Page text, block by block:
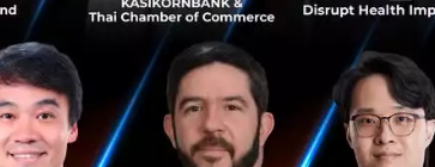
นี้ ได้สะท้อนให้เราเห็นถึงแนวทางในการนำ
มถึงความก้าวล้ำของระบบออโตเมชันและ AI ที่
กิจอย่างแม่นยำยิ่งขึ้น ทำให้กระบวนการทำงานมี
ม่ๆ เพิ่มขึ้น โดยสามารถอ่านเรื่องราวของผู้นำ
women-leaders-in-aiเพื่อเรียนรู้ว่าพวก